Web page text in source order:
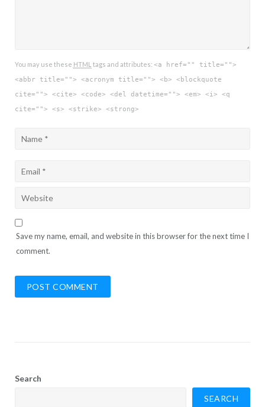
You may use these HTML tags and attributes: <a href="" title="">
<abbr title=""> <acronym title=""> <b> <blockquote
cite=""> <cite> <code> <del datetime=""> <em> <i> <q
cite=""> <s> <strike> <strong>
Save my name, email, and website in this browser for the next time I
comment.
Search
SEARCH